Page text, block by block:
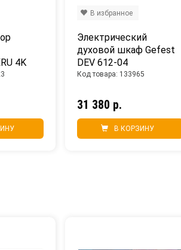
4K
Электрический
духовой шкаф Gefest
DEV 612-04
31 380 р.
В КОРЗИНУ
Код товара: 133965
В избранное